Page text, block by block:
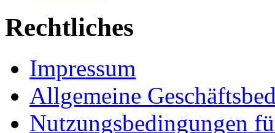
Rechtliches
Impressum
Allgemeine
Nutzungsbedingungen